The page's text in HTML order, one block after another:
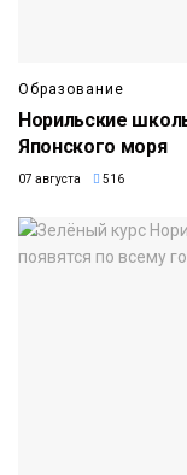
Образование
Норильские
Японского моря
07 августа 516